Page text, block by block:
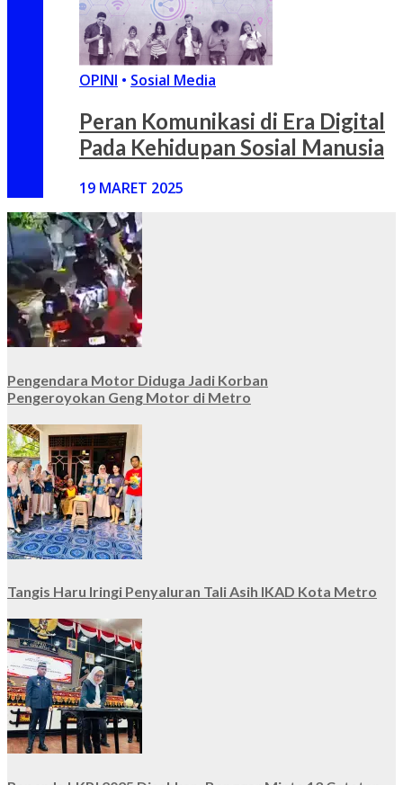
OPINI • Sosial Media
Peran Komunikasi di Era Digital
Pada Kehidupan Sosial Manusia
19 MARET 2025
Pengendara Motor Diduga Jadi Korban
Pengeroyokan Geng Motor di Metro
Tangis Haru Iringi Penyaluran Tali Asih IKAD Kota Metro